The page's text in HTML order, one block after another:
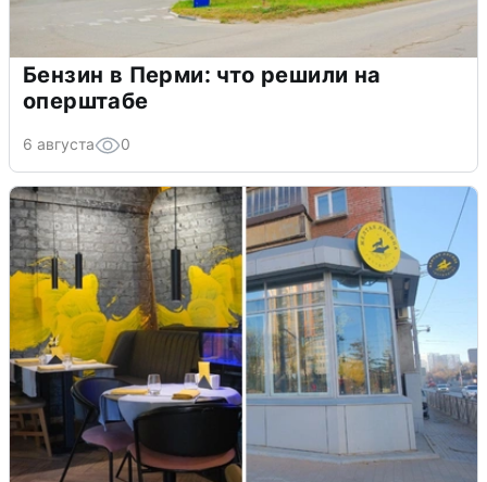
Бензин в Перми: что решили на
оперштабе
6 августа 0